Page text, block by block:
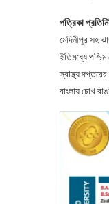
পত্রিকা
মেদিনীপুর সহ
ইতিমধ্যে
স্বাস্থ্য
বাংলায় চোখ